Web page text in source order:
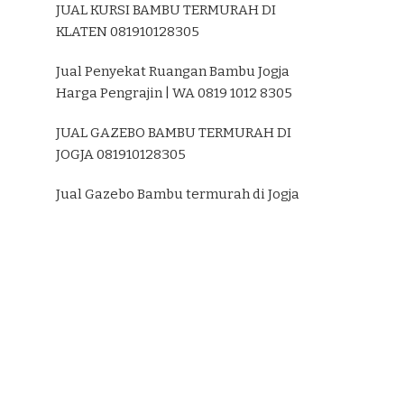
JUAL KURSI BAMBU TERMURAH DI
KLATEN 081910128305
Jual Penyekat Ruangan Bambu Jogja
Harga Pengrajin | WA 0819 1012 8305
JUAL GAZEBO BAMBU TERMURAH DI
JOGJA 081910128305
Jual Gazebo Bambu termurah di Jogja